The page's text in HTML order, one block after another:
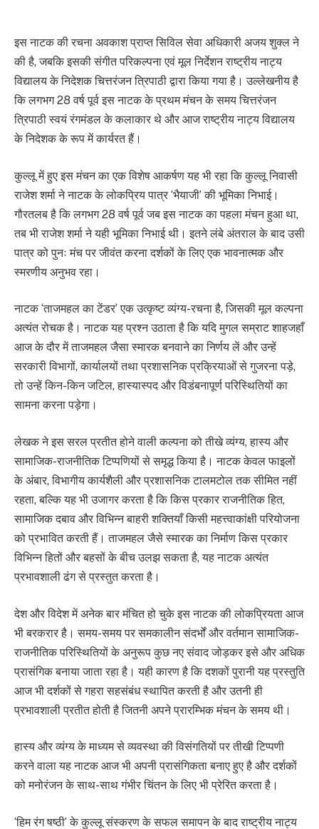
इस नाटक की रचना अवकाश प्राप्त सिविल सेवा अधिकारी अजय शुक्ल ने
की है, जबकि इसकी संगीत परिकल्पना एवं मूल निर्देशन राष्ट्रीय नाट्य
विद्यालय के निदेशक चित्तरंजन त्रिपाठी द्वारा किया गया है। उल्लेखनीय है
कि लगभग 28 वर्ष पूर्व इस नाटक के प्रथम मंचन के समय चित्तरंजन
त्रिपाठी स्वयं रंगमंडल के कलाकार थे और आज राष्ट्रीय नाट्य विद्यालय
के निदेशक के रूप में कार्यरत हैं।
कुल्लू में हुए इस मंचन का एक विशेष आकर्षण यह भी रहा कि कुल्लू निवासी
राजेश शर्मा ने नाटक के लोकप्रिय पात्र ‘भैयाजी’ की भूमिका निभाई।
गौरतलब है कि लगभग 28 वर्ष पूर्व जब इस नाटक का पहला मंचन हुआ था,
तब भी राजेश शर्मा ने यही भूमिका निभाई थी। इतने लंबे अंतराल के बाद उसी
पात्र को पुनः मंच पर जीवंत करना दर्शकों के लिए एक भावनात्मक और
स्मरणीय अनुभव रहा।
नाटक ‘ताजमहल का टेंडर’ एक उत्कृष्ट व्यंग्य-रचना है, जिसकी मूल कल्पना
अत्यंत रोचक है। नाटक यह प्रश्न उठाता है कि यदि मुगल सम्राट शाहजहाँ
आज के दौर में ताजमहल जैसा स्मारक बनवाने का निर्णय लें और उन्हें
सरकारी विभागों, कार्यालयों तथा प्रशासनिक प्रक्रियाओं से गुजरना पड़े,
तो उन्हें किन-किन जटिल, हास्यास्पद और विडंबनापूर्ण परिस्थितियों का
सामना करना पड़ेगा।
लेखक ने इस सरल प्रतीत होने वाली कल्पना को तीखे व्यंग्य, हास्य और
सामाजिक-राजनीतिक टिप्पणियों से समृद्ध किया है। नाटक केवल फाइलों
के अंबार, विभागीय कार्यशैली और प्रशासनिक टालमटोल तक सीमित नहीं
रहता, बल्कि यह भी उजागर करता है कि किस प्रकार राजनीतिक हित,
सामाजिक दबाव और विभिन्न बाहरी शक्तियाँ किसी महत्त्वाकांक्षी परियोजना
को प्रभावित करती हैं। ताजमहल जैसे स्मारक का निर्माण किस प्रकार
विभिन्न हितों और बहसों के बीच उलझ सकता है, यह नाटक अत्यंत
प्रभावशाली ढंग से प्रस्तुत करता है।
देश और विदेश में अनेक बार मंचित हो चुके इस नाटक की लोकप्रियता आज
भी बरकरार है। समय-समय पर समकालीन संदर्भों और वर्तमान सामाजिक-
राजनीतिक परिस्थितियों के अनुरूप कुछ नए संवाद जोड़कर इसे और अधिक
प्रासंगिक बनाया जाता रहा है। यही कारण है कि दशकों पुरानी यह प्रस्तुति
आज भी दर्शकों से गहरा सहसंबंध स्थापित करती है और उतनी ही
प्रभावशाली प्रतीत होती है जितनी अपने प्रारम्भिक मंचन के समय थी।
हास्य और व्यंग्य के माध्यम से व्यवस्था की विसंगतियों पर तीखी टिप्पणी
करने वाला यह नाटक आज भी अपनी प्रासंगिकता बनाए हुए है और दर्शकों
को मनोरंजन के साथ-साथ गंभीर चिंतन के लिए भी प्रेरित करता है।
‘हिम रंग षष्ठी’ के कुल्लू संस्करण के सफल समापन के बाद राष्ट्रीय नाट्य